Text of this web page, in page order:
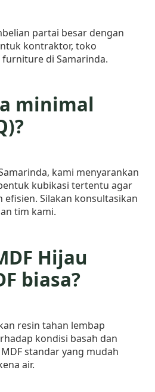
partai besar dengan
kontraktor, toko
di Samarinda.
minimal
kami menyarankan
kubikasi tertentu agar
efisien. Silakan konsultasikan
tim kami.
Hijau
biasa?
resin tahan lembap
kondisi basah dan
standar yang mudah
air.